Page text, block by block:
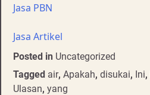
Jasa PBN
Jasa Artikel
Posted in Uncategorized
Tagged air, Apakah, disukai, Ini,
Ulasan, yang